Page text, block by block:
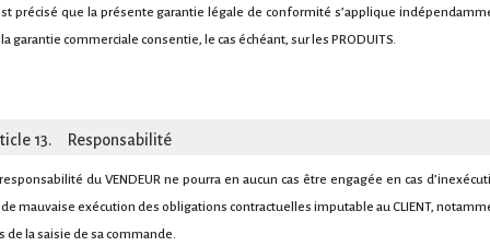
précisé que la présente garantie légale de conformité s’applique
garantie commerciale consentie, le cas échéant, sur les PRODUITS.
13. Responsabilité
du VENDEUR ne pourra en aucun cas être engagée en cas
mauvaise exécution des obligations contractuelles imputable au CLIENT,
de la saisie de sa commande.